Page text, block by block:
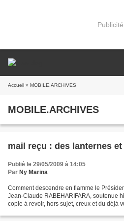
Publicité
Accueil » MOBILE.ARCHIVES
MOBILE.ARCHIVES
mail reçu : des lanternes
Publié le 29/05/2009 à 14:05
Par Ny Marina
Comment descendre en flamme le
Jean-Claude RABEHARIFARA, soutenue
copie à revoir, hors sujet, creux et du déjà